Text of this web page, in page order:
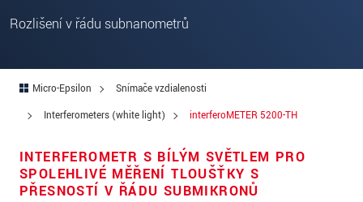
Rozlišení v řádu subnanometrů
Micro-Epsilon
Snímače vzdialenosti
Interferometers (white light)
interferoMETER 5200-TH
INTERFEROMETR S BÍLÝM SVĚTLEM PRO
SPOLEHLIVÉ MĚŘENÍ TLOUŠŤKY S
PŘESNOSTÍ V ŘÁDU SUBMIKRONŮ
Mesto*
Krajina
E-Mail*